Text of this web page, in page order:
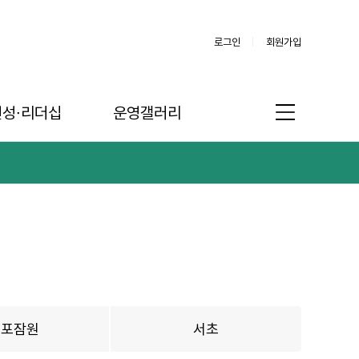
로그인 회원가입
∙리더십 운영갤러리
잠원 서초